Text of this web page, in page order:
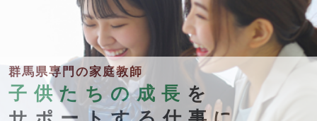
群馬県専門の家庭教師
子供たちの成長 を